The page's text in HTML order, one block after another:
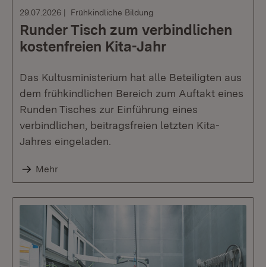
29.07.2026 Frühkindliche Bildung
Runder Tisch zum verbindlichen
kostenfreien Kita-Jahr
Das Kultusministerium hat alle Beteiligten aus
dem frühkindlichen Bereich zum Auftakt eines
Runden Tisches zur Einführung eines
verbindlichen, beitragsfreien letzten Kita-
Jahres eingeladen.
Mehr